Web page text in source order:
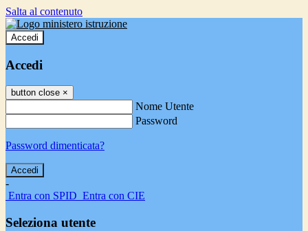
Salta al contenuto
Accedi
Accedi
button close ×
Nome Utente
Password
Password dimenticata?
-
Entra con SPID Entra con CIE
Seleziona utente